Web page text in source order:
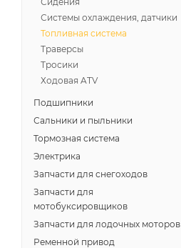
Системы охлаждения, датчики
Топливная система
Траверсы
Тросики
Ходовая ATV
Подшипники
Сальники и пыльники
Тормозная система
Электрика
Запчасти для снегоходов
Запчасти для
мотобуксировщиков
Запчасти для лодочных моторов
Ременной привод